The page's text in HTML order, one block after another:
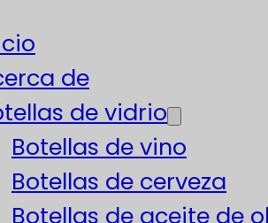
de
de vidrio
Botellas de vino
Botellas de cerveza
Botellas de aceite de